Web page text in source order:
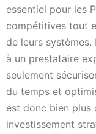
essentiel pour les
compétitives tout
de leurs
à un prestataire
seulement
du temps et
est donc bien plus
investissement